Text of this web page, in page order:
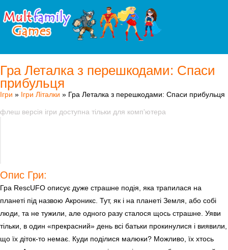
Гра Леталка з перешкодами: Спаси
прибульця
Ігри » Ігри Літалки » Гра Леталка з перешкодами: Спаси прибульця
флеш версія ігри доступна тільки для комп'ютера
Опис Гри:
Гра RescUFO описує дуже страшне подія, яка трапилася на
планеті під назвою Акроникс. Тут, як і на планеті Земля, або собі
люди, та не тужили, але одного разу сталося щось страшне. Уяви
тільки, в один «прекрасний» день всі батьки прокинулися і виявили,
що їх діток-то немає. Куди поділися малюки? Можливо, їх хтось